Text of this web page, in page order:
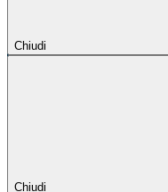
Chiudi
Chiudi